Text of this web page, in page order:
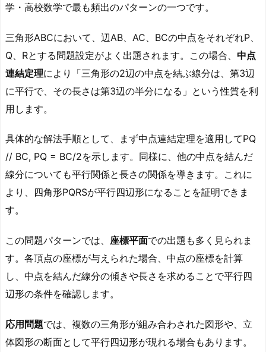
学・高校数学で最も頻出のパターンの一つです。
三角形ABCにおいて、辺AB、AC、BCの中点をそれぞれP、
Q、Rとする問題設定がよく出題されます。この場合、 中点
連結定理により「三角形の2辺の中点を結ぶ線分は、第3辺
に平行で、その長さは第3辺の半分になる」という性質を利
用します。
具体的な解法手順として、まず中点連結定理を適用してPQ
// BC, PQ = BC/2を示します。同様に、他の中点を結んだ
線分についても平行関係と長さの関係を導きます。これに
より、四角形PQRSが平行四辺形になることを証明できま
す。
この問題パターンでは、 座標平面での出題も多く見られま
す。各頂点の座標が与えられた場合、中点の座標を計算
し、中点を結んだ線分の傾きや長さを求めることで平行四
辺形の条件を確認します。
応用問題では、複数の三角形が組み合わされた図形や、立
体図形の断面として平行四辺形が現れる場合もあります。